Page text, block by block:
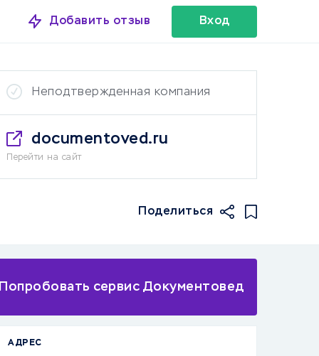
Добавить отзыв Вход
Неподтвержденная компания
documentoved.ru
Перейти на сайт
Поделиться
Попробовать сервис Документовед
АДРЕС